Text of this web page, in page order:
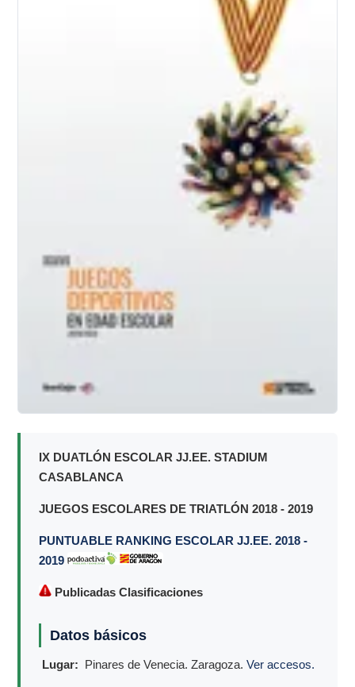
IX DUATLÓN ESCOLAR JJ.EE. STADIUM
CASABLANCA
JUEGOS ESCOLARES DE TRIATLÓN 2018 - 2019
PUNTUABLE RANKING ESCOLAR JJ.EE. 2018 -
2019
Publicadas Clasificaciones
Datos básicos
Lugar: Pinares de Venecia. Zaragoza. Ver accesos.